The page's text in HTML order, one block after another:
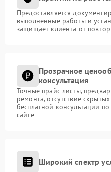
Предоставляется
выполненные работы и
защищает клиента от
Прозрачное
консультация
Точные прайс-листы,
ремонта, отсутствие
бесплатной консультации
сайте
Широкий спектр